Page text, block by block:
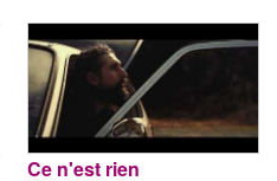
Ce n'est rien